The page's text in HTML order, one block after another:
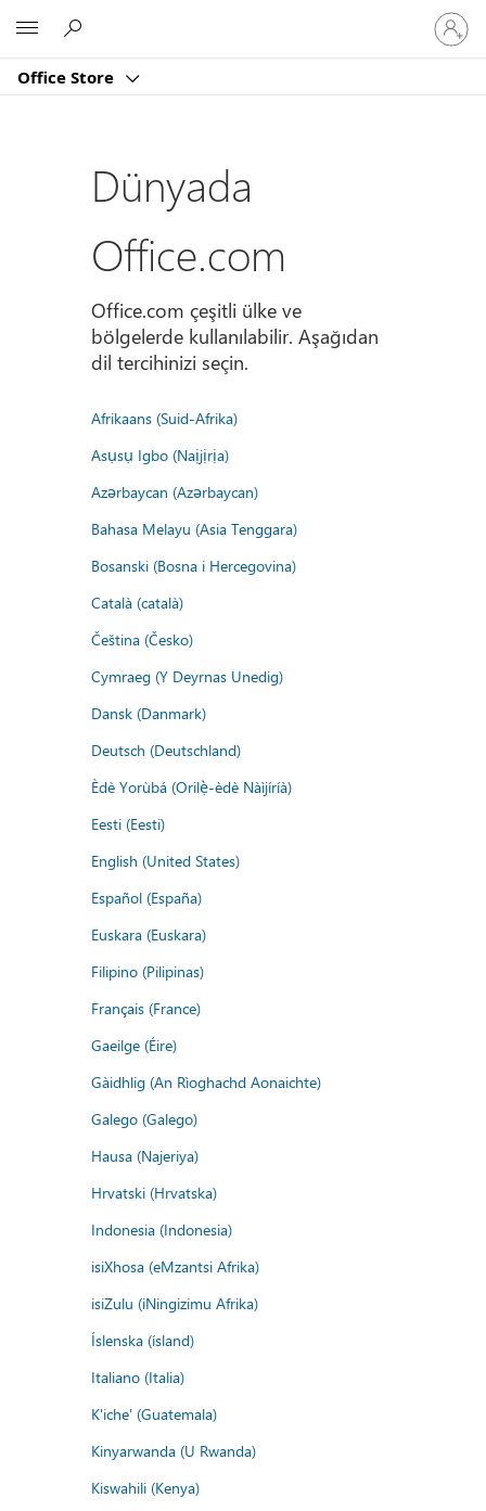
Office Store
oturum
açın
Dünyada
Office.com
Office.com çeşitli ülke ve
bölgelerde kullanılabilir. Aşağıdan
dil tercihinizi seçin.
Afrikaans (Suid-Afrika)
Asụsụ Igbo (Naịjịrịa)
Azərbaycan (Azərbaycan)
Bahasa Melayu (Asia Tenggara)
Bosanski (Bosna i Hercegovina)
Català (català)
Čeština (Česko)
Cymraeg (Y Deyrnas Unedig)
Dansk (Danmark)
Deutsch (Deutschland)
Èdè Yorùbá (Orilẹ̀-èdè Nàìjíríà)
Eesti (Eesti)
English (United States)
Español (España)
Euskara (Euskara)
Filipino (Pilipinas)
Français (France)
Gaeilge (Éire)
Gàidhlig (An Rìoghachd Aonaichte)
Galego (Galego)
Hausa (Najeriya)
Hrvatski (Hrvatska)
Indonesia (Indonesia)
isiXhosa (eMzantsi Afrika)
isiZulu (iNingizimu Afrika)
Íslenska (ísland)
Italiano (Italia)
K'iche' (Guatemala)
Kinyarwanda (U Rwanda)
Kiswahili (Kenya)